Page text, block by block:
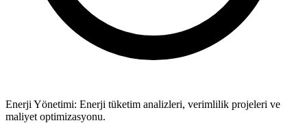
Enerji Yönetimi: Enerji tüketim analizleri, verimlilik projeleri ve
maliyet optimizasyonu.